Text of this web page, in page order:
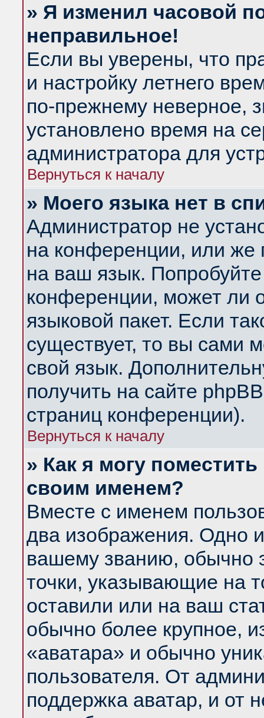
» Я изменил часовой
неправильное!
Если вы уверены, что
и настройку летнего
по-прежнему неверное,
установлено время на
администратора для
Вернуться к началу
» Моего языка нет в
Администратор не
на конференции, или же
на ваш язык.
конференции, может ли
языковой пакет. Если
существует, то вы сами
свой язык.
получить на сайте
страниц конференции).
Вернуться к началу
» Как я могу
своим именем?
Вместе с именем
два изображения. Одно
вашему званию, обычно
точки, указывающие на
оставили или на ваш
обычно более крупное,
«аватара» и обычно
пользователя. От
поддержка аватар, и от